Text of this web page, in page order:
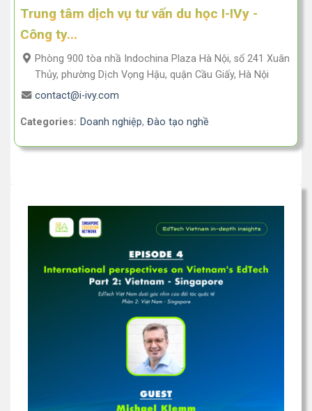
Trung tâm dịch vụ tư vấn du học I-IVy -
Công ty...
Phòng 900 tòa nhầ Indochina Plaza Hà Nội, số 241 Xuân
Thủy, phường Dịch Vọng Hậu, quận Cầu Giấy, Hà Nội
contact@i-ivy.com
Categories: Doanh nghiệp, Đào tạo nghề